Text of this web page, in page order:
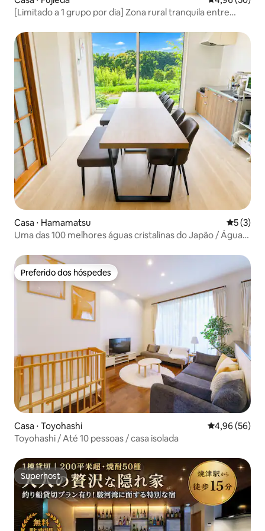
[Limitado a 1 grupo por dia] Zona rural tranquila entre
espaçosa para famílias
Casa ⋅ Hamamatsu 5 de
5 (3)
Uma das 100 melhores águas cristalinas do Japão / Águas
uma antiga casa tradicional, bem ao lado do rio, onde você
pode se divertir brincando no rio e fazendo churrasco.
Preferido dos hóspedes
Preferido dos hóspedes
Casa ⋅ Toyohashi 4,96 de uma
4,96 (56)
Toyohashi / Até 10 pessoas / casa isolada
Superhost
Superhost